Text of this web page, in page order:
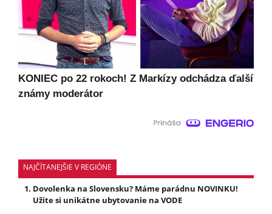
KONIEC po 22 rokoch! Z Markízy odchádza ďalší
známy moderátor
NAJČÍTANEJŠIE V REGIÓNE
Dovolenka na Slovensku? Máme parádnu NOVINKU!
Užite si unikátne ubytovanie na VODE